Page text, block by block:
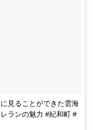
見ることができた雲海
ランの魅力 #紀和町 #